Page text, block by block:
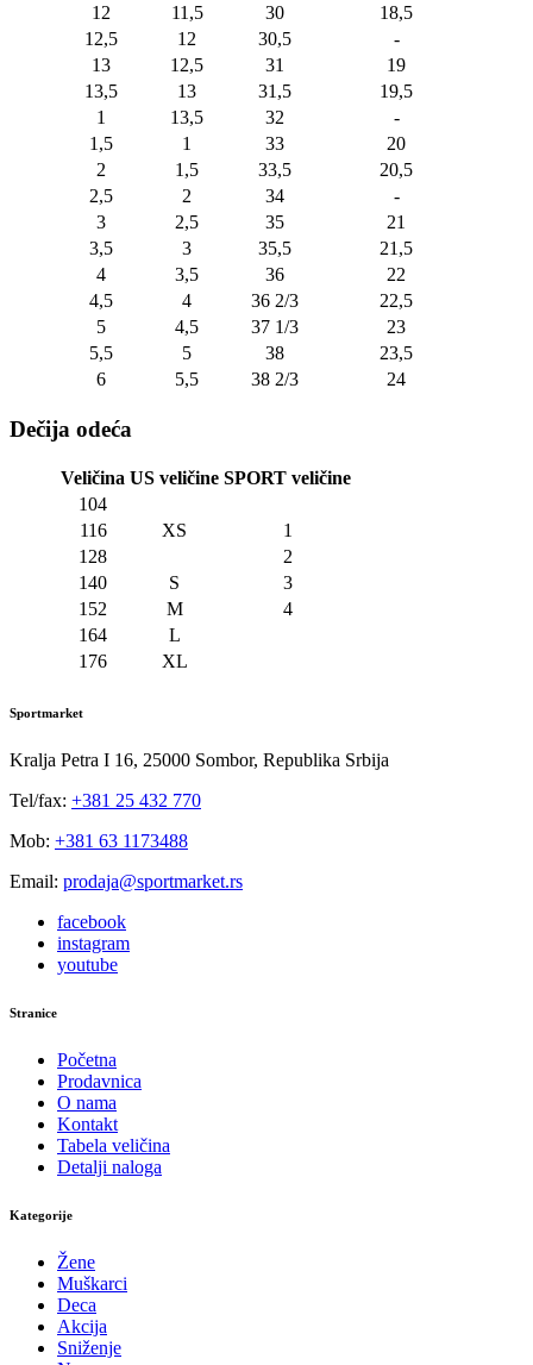
12
11,5 30
18,5
12,5
12 30,5
-
13
12,5 31
19
13,5
13 31,5
19,5
1
13,5 32
-
1,5
1 33
20
2
1,5 33,5
20,5
2,5
2 34
-
3
2,5 35
21
3,5
3 35,5
21,5
4
3,5 36
22
4,5
4 36 2/3
22,5
5
4,5 37 1/3
23
5,5
5 38
23,5
6
5,5 38 2/3 24
Dečija odeća
Veličina US veličine SPORT veličine
104
116
XS
1
128
2
140
S
3
152
M
4
164
L
176
XL
Sportmarket
Kralja Petra I 16, 25000 Sombor, Republika Srbija
Tel/fax: +381 25 432 770
Mob: +381 63 1173488
Email: prodaja@sportmarket.rs
facebook
instagram
youtube
Stranice
Početna
Prodavnica
O nama
Kontakt
Tabela veličina
Detalji naloga
Kategorije
Žene
Muškarci
Deca
Akcija
Sniženje